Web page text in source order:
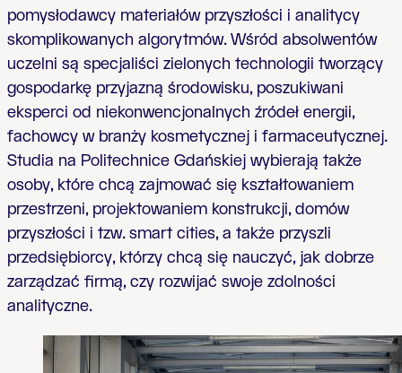
pomysłodawcy materiałów przyszłości i analitycy
skomplikowanych algorytmów. Wśród absolwentów
uczelni są specjaliści zielonych technologii tworzący
gospodarkę przyjazną środowisku, poszukiwani
eksperci od niekonwencjonalnych źródeł energii,
fachowcy w branży kosmetycznej i farmaceutycznej.
Studia na Politechnice Gdańskiej wybierają także
osoby, które chcą zajmować się kształtowaniem
przestrzeni, projektowaniem konstrukcji, domów
przyszłości i tzw. smart cities, a także przyszli
przedsiębiorcy, którzy chcą się nauczyć, jak dobrze
zarządzać firmą, czy rozwijać swoje zdolności
analityczne.